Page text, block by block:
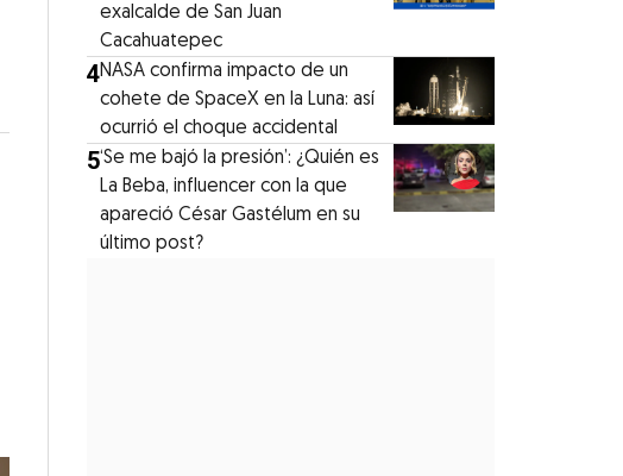
exalcalde de San Juan
Cacahuatepec
4NASA confirma impacto de un
cohete de SpaceX en la Luna: así
ocurrió el choque accidental
5‘Se me bajó la presión’: ¿Quién es
La Beba, influencer con la que
apareció César Gastélum en su
último post?